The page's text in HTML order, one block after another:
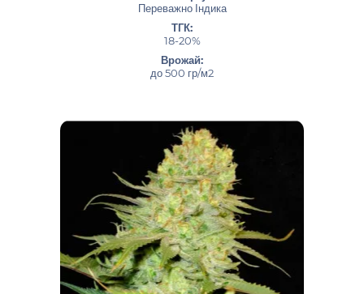
Переважно Індика
ТГК:
18-20%
Врожай:
до 500 гр/м2